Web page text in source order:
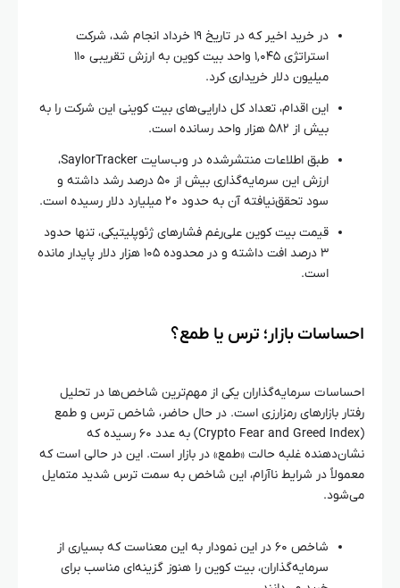
در خرید اخیر که در تاریخ ۱۹ خرداد انجام شد، شرکت
استراتژی ۱,۰۴۵ واحد بیت کوین به ارزش تقریبی ۱۱۰
میلیون دلار خریداری کرد.
این اقدام، تعداد کل دارایی‌های بیت کوینی این شرکت را به
بیش از ۵۸۲ هزار واحد رسانده است.
طبق اطلاعات منتشرشده در وب‌سایت SaylorTracker،
ارزش این سرمایه‌گذاری بیش از ۵۰ درصد رشد داشته و
سود تحقق‌نیافته آن به حدود ۲۰ میلیارد دلار رسیده است.
قیمت بیت کوین علی‌رغم فشارهای ژئوپلیتیکی، تنها حدود
۳ درصد افت داشته و در محدوده ۱۰۵ هزار دلار پایدار مانده
است.
احساسات بازار؛ ترس یا طمع؟
احساسات سرمایه‌گذاران یکی از مهم‌ترین شاخص‌ها در تحلیل
رفتار بازارهای رمزارزی است. در حال حاضر، شاخص ترس و طمع
(Crypto Fear and Greed Index) به عدد ۶۰ رسیده که
نشان‌دهنده غلبه حالت «طمع» در بازار است. این در حالی است که
معمولاً در شرایط ناآرام، این شاخص به سمت ترس شدید متمایل
می‌شود.
شاخص ۶۰ در این نمودار به این معناست که بسیاری از
سرمایه‌گذاران، بیت کوین را هنوز گزینه‌ای مناسب برای